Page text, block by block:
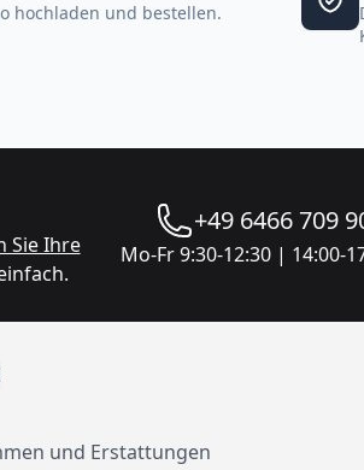
hochladen und bestellen.
Sie Ihre
+49 6466 709
Mo-Fr 9:30-12:30 | 14:00-
und Erstattungen